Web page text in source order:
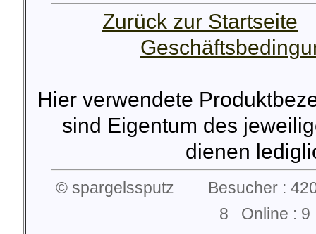
Zurück zur Startseite
Hier verwendete
sind Eigentum des
dienen
© spargelssputz Besucher :
8 Online :